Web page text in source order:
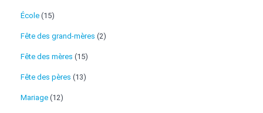
École (15)
Fête des grand-mères (2)
Fête des mères (15)
Fête des pères (13)
Mariage (12)